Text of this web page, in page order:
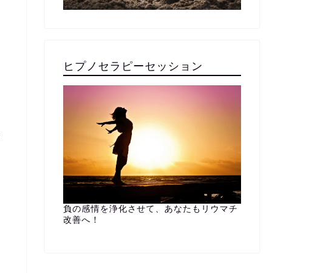
ヒプノセラピーセッション
負の感情を浄化させて、あなたもリウマチ
改善へ！